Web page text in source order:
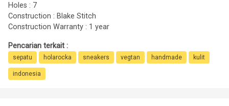
Holes : 7
Construction : Blake Stitch
Construction Warranty : 1 year
Pencarian terkait :
sepatu holarocka sneakers vegtan handmade kulit
indonesia